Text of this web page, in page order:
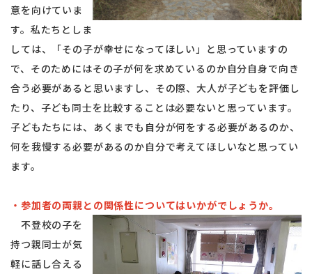
意を向けていま
す。私たちとしま
しては、「その子が幸せになってほしい」と思っていますの
で、そのためにはその子が何を求めているのか自分自身で向き
合う必要があると思いますし、その際、大人が子どもを評価し
たり、子ども同士を比較することは必要ないと思っています。
子どもたちには、あくまでも自分が何をする必要があるのか、
何を我慢する必要があるのか自分で考えてほしいなと思ってい
ます。
・参加者の両親との関係性についてはいかがでしょうか。
不登校の子を
持つ親同士が気
軽に話し合える